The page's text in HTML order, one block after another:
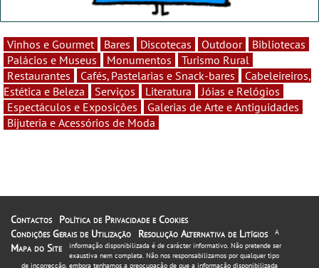
Vinhos e Gourmet Bares Discotecas Outdoor
Bibliotecas
Palácios e Museus
Monumentos
Turismo Rural
Restaurantes
Cafés, Pastelarias e Snack-bares
Cabeleireiros,
Estética e Beleza
Serviços Literatura
Jóias e Relógios
Espectáculos e Exposições
Galerias de Arte e Antiguidades
Bijuteria e Acessórios de Moda
Contactos
Política de Privacidade e Cookies
Condições Gerais de Utilização
Resolução Alternativa de Litígios
Mapa do Site
A
informação disponibilizada é de carácter informativo. Não pretende ser
exaustiva nem completa. Não nos responsabilizamos por qualquer tipo
de incorrecção, embora tenhamos a preocupação de que a informação disponibilizada